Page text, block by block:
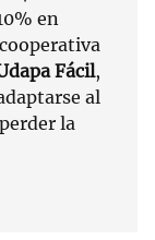
en
Fácil,
al
la